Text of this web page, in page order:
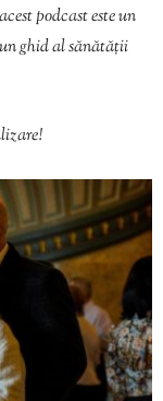
podcast este un
ghid al sănătății